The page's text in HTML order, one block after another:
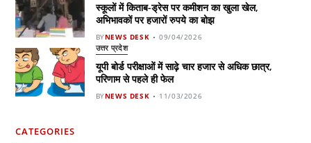
स्कूलों में किताब-ड्रेस पर कमीशन का खुला खेल,
अभिभावकों पर हजारों रुपये का बोझ
BYNEWS DESK 09/04/2026
उत्तर प्रदेश
यूपी बोर्ड परीक्षाओं में साढ़े चार हजार से अधिक छात्र,
परिणाम से पहले ही फेल
BYNEWS DESK 11/03/2026
CATEGORIES